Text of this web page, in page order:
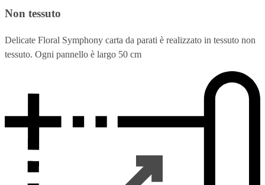
Non tessuto
Delicate Floral Symphony carta da parati è realizzato in tessuto non
tessuto. Ogni pannello è largo 50 cm